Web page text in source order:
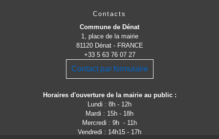
Contacts
Commune de Dénat
1, place de la mairie
81120 Dénat - FRANCE
+33 5 63 76 07 27
Contact par formulaire
Horaires d'ouverture de la mairie au public :
Lundi : 8h - 12h
Mardi : 15h - 18h
Mercredi : 9h - 11h
Vendredi : 14h15 - 17h